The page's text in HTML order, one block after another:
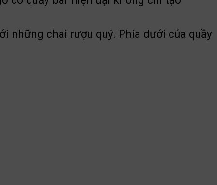
những chai rượu quý. Phía dưới của quầy